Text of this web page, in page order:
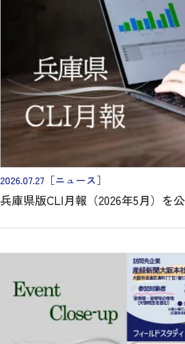
2026.07.27 ［ニュース］
兵庫県版CLI月報（2026年5月）を